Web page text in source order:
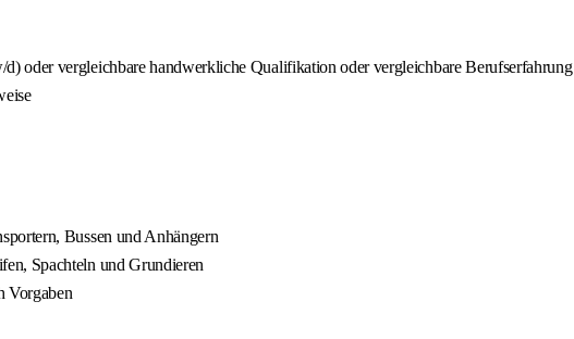
oder vergleichbare handwerkliche Qualifikation oder vergleichbare Berufserfahrung
Bussen und Anhängern
Spachteln und Grundieren
Vorgaben